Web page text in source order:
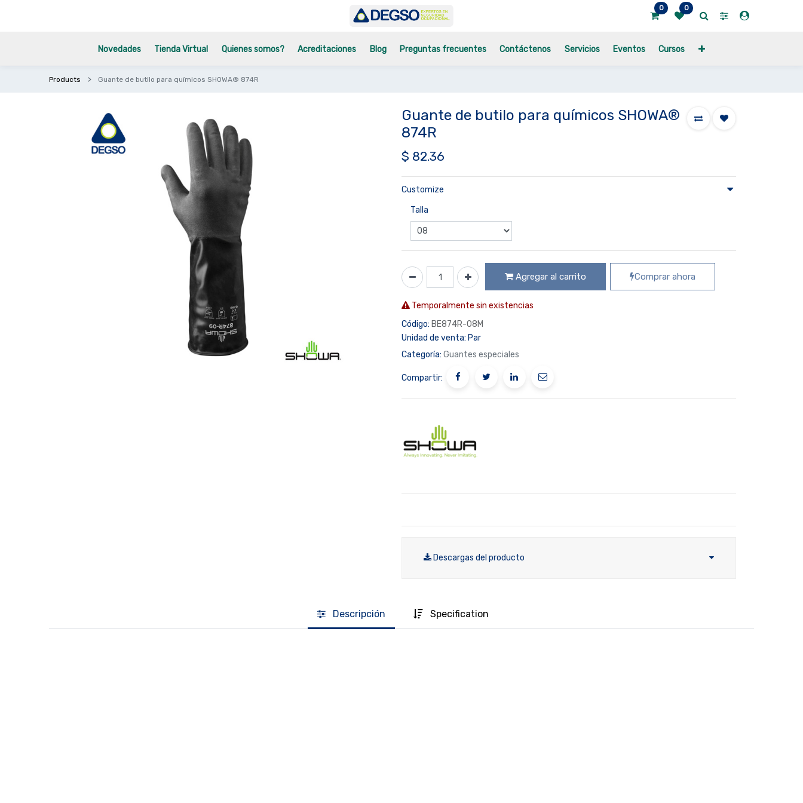
0 0
Novedades Tienda Virtual Quienes somos? Acreditaciones Blog Preguntas frecuentes Contáctenos Servicios Eventos Cursos
Products Guante de butilo para químicos SHOWA® 874R
Guante de butilo para químicos SHOWA®
874R
$ 82.36
Customize
Talla
Agregar al carrito Comprar ahora
Temporalmente sin existencias
Código: BE874R-08M
Unidad de venta: Par
Categoría: Guantes especiales
Compartir:
Descargas del producto
Descripción Specification